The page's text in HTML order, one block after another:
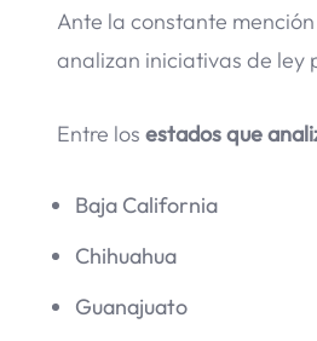
Ante la constante
analizan iniciativas de ley
Entre los estados que
Baja California
Chihuahua
Guanajuato